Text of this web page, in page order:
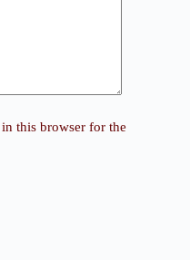
this browser for the